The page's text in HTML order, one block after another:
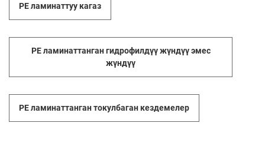
PE ламинаттуу кагаз
PE ламинаттанган гидрофилдүү жүндүү эмес
жүндүү
PE ламинаттанган токулбаган кездемелер